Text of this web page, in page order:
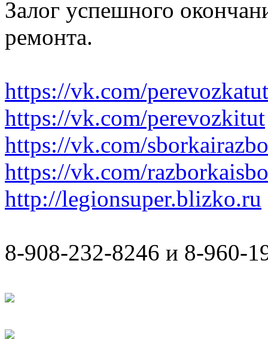
Залог успешного
ремонта.
https://vk.com/perevozkatut
https://vk.com/perevozkitut
https://vk.com/
https://vk.com/
http://legionsuper.blizko.ru
8-908-232-8246 и 8-960-